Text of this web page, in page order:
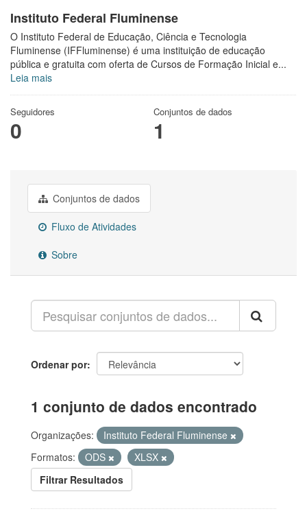
Instituto Federal Fluminense
O Instituto Federal de Educação, Ciência e Tecnologia
Fluminense (IFFluminense) é uma instituição de educação
pública e gratuita com oferta de Cursos de Formação Inicial e...
Leia mais
Seguidores
0
Conjuntos de dados
1
Conjuntos de dados
Fluxo de Atividades
Sobre
Ordenar por
1 conjunto de dados encontrado
Organizações:
Instituto Federal Fluminense
Formatos:
ODS
XLSX
Filtrar Resultados